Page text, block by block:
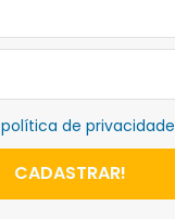
política de privacidade
CADASTRAR!